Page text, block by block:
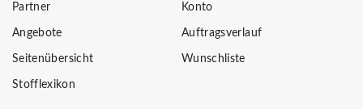
Partner
Angebote
Seitenübersicht
Stofflexikon
Konto
Auftragsverlauf
Wunschliste